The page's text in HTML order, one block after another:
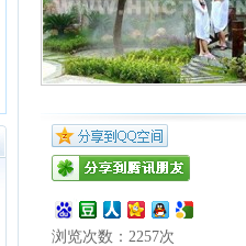
浏览次数： 2257次